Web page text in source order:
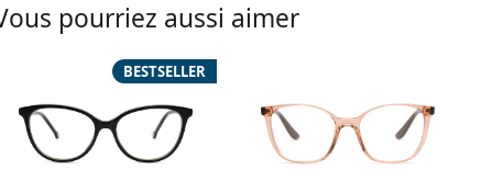
pourriez aussi aimer
BESTSELLER